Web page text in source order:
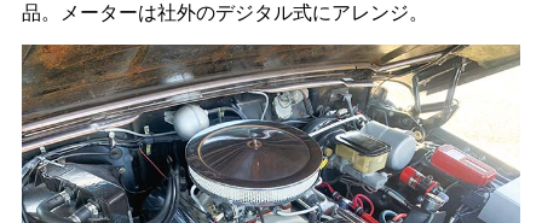
品。メーターは社外のデジタル式にアレンジ。